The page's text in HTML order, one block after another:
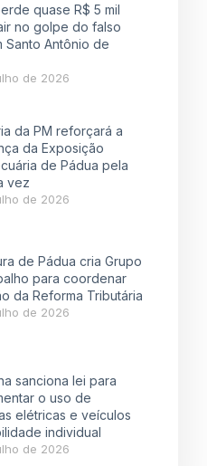
quase R$ 5 mil
no golpe do falso
Santo Antônio de
de 2026
da PM reforçará a
da Exposição
de Pádua pela
vez
de 2026
de Pádua cria Grupo
para coordenar
da Reforma Tributária
de 2026
sanciona lei para
o uso de
elétricas e veículos
individual
de 2026